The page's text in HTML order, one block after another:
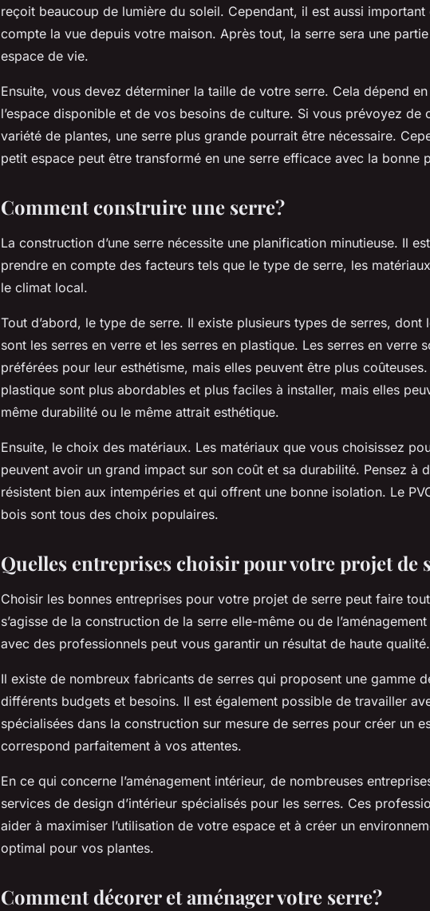
reçoit beaucoup de lumière du soleil. Cependant, il est aussi important
compte la vue depuis votre maison. Après tout, la serre sera une
espace de vie.
Ensuite, vous devez déterminer la taille de votre serre. Cela dépend
l’espace disponible et de vos besoins de culture. Si vous prévoyez de
variété de plantes, une serre plus grande pourrait être nécessaire.
petit espace peut être transformé en une serre efficace avec la bonne
Comment construire une serre?
La construction d’une serre nécessite une planification minutieuse. Il
prendre en compte des facteurs tels que le type de serre, les
le climat local.
Tout d’abord, le type de serre. Il existe plusieurs types de serres, dont
sont les serres en verre et les serres en plastique. Les serres en verre
préférées pour leur esthétisme, mais elles peuvent être plus
plastique sont plus abordables et plus faciles à installer, mais elles
même durabilité ou le même attrait esthétique.
Ensuite, le choix des matériaux. Les matériaux que vous choisissez
peuvent avoir un grand impact sur son coût et sa durabilité. Pensez à
résistent bien aux intempéries et qui offrent une bonne isolation. Le
bois sont tous des choix populaires.
Quelles entreprises choisir pour votre projet de
Choisir les bonnes entreprises pour votre projet de serre peut faire
s’agisse de la construction de la serre elle-même ou de
avec des professionnels peut vous garantir un résultat de haute qualité.
Il existe de nombreux fabricants de serres qui proposent une gamme
différents budgets et besoins. Il est également possible de travailler
spécialisées dans la construction sur mesure de serres pour créer un
correspond parfaitement à vos attentes.
En ce qui concerne l’aménagement intérieur, de nombreuses
services de design d’intérieur spécialisés pour les serres. Ces
aider à maximiser l’utilisation de votre espace et à créer un
optimal pour vos plantes.
Comment décorer et aménager votre serre?